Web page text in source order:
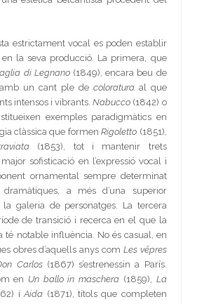
estrictament vocal es poden establir
la seva producció. La primera, que
di Legnano(1849), encara beu de
amb un cant ple decoloraturaal que
intensos i vibrants.Nabucco (1842) o
exemples paradigmàtics en
clàssica que formenRigoletto (1851),
(1853), tot i mantenir trets
sofisticació en l’expressió vocal i
ornamental sempre determinat
a més d’una superior
galeria de personatges. La tercera
de transició i recerca en el que la
té notable influència. No és casual, en
obres d’aquells anys com Les vêpres
Carlos (1867) s’estrenessin a París.
en Un ballo in maschera (1859), La
iAida (1871), títols que completen